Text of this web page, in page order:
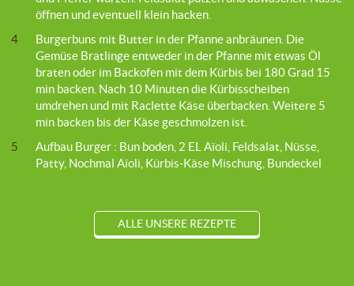
öffnen und eventuell klein hacken.
4
Burgerbuns mit Butter in der Pfanne anbräunen. Die
Gemüse Bratlinge entweder in der Pfanne mit etwas Öl
braten oder im Backofen mit dem Kürbis bei 180 Grad 15
min backen. Nach 10 Minuten die Kürbisscheiben
umdrehen und mit Raclette Käse überbacken. Weitere 5
min backen bis der Käse geschmolzen ist.
5
Aufbau Burger : Bun boden, 2 EL Aïoli, Feldsalat, Nüsse,
Patty, Nochmal Aïoli, Kürbis-Käse Mischung, Bundeckel
ALLE UNSERE REZEPTE